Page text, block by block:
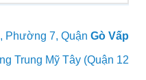
Phường 7, Quận Gò Vấp
Trung Mỹ Tây (Quận 12